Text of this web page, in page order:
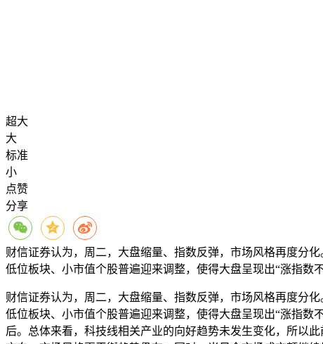
超大
大
标准
小
点赞
分享
财信证券认为，周二，大盘缩量、指数反弹，市场风格再度分
低位板块、小市值个股普遍迎来调整，使得大盘呈现出“涨指数
财信证券认为，周二，大盘缩量、指数反弹，市场风格再度分
低位板块、小市值个股普遍迎来调整，使得大盘呈现出“涨指
后。总体来看，科技线相关产业的向好趋势未发生变化，所以